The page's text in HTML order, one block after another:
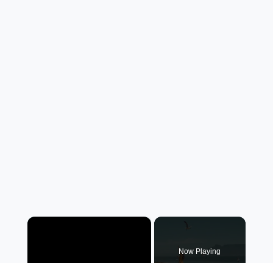
×
Now Playing